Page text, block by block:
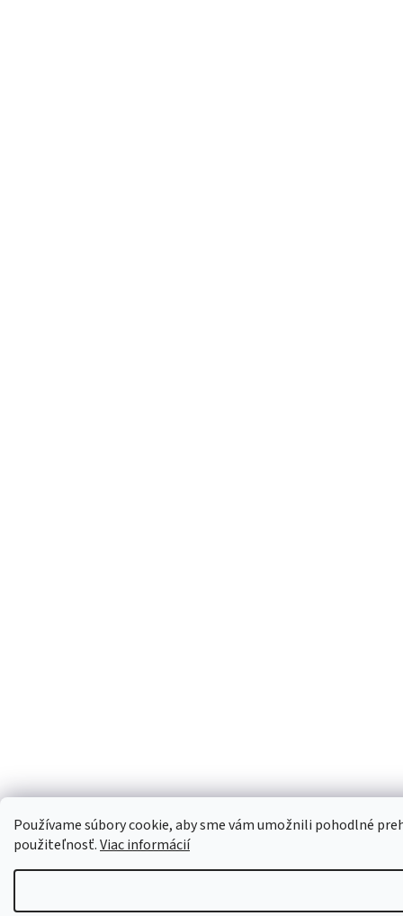
Používame súbory cookie, aby sme vám umožnili pohodlné
použiteľnosť.Viac informácií